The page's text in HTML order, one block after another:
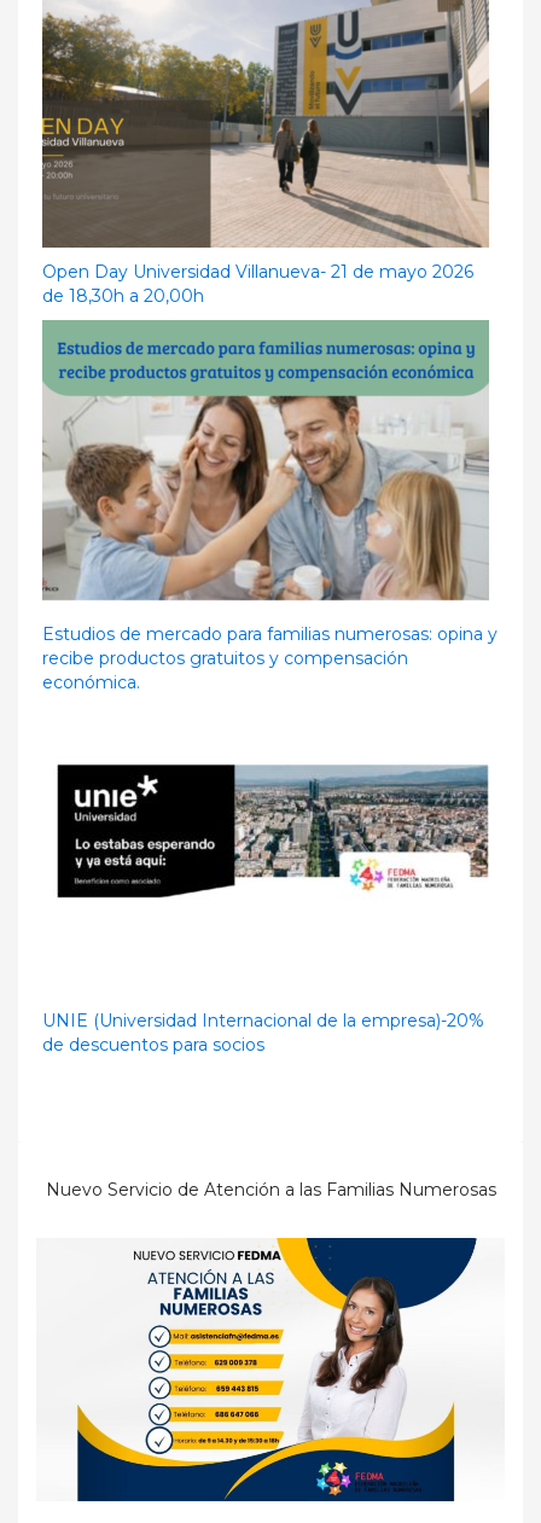
Open Day Universidad Villanueva- 21 de mayo 2026
de 18,30h a 20,00h
Estudios de mercado para familias numerosas: opina y
recibe productos gratuitos y compensación
económica.
UNIE (Universidad Internacional de la empresa)-20%
de descuentos para socios
Nuevo Servicio de Atención a las Familias Numerosas